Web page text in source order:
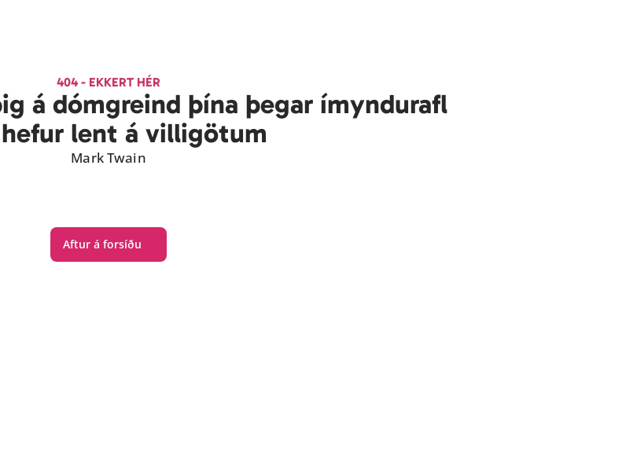
404 - EKKERT HÉR
á dómgreind þína þegar ímyndurafl
lent á villigötum
Mark Twain
Aftur á forsíðu